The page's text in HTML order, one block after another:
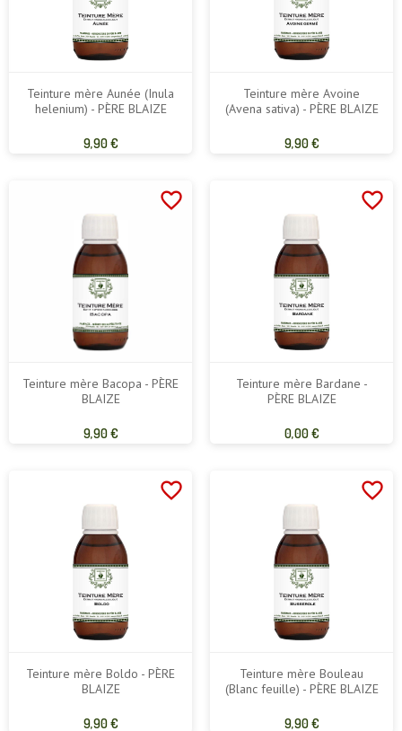
Teinture mère Aunée (Inula
helenium) - PÈRE BLAIZE
Prix
9,90 €
Teinture mère Avoine
(Avena sativa) - PÈRE BLAIZE
Prix
9,90 €
favorite_border
Teinture mère Bacopa - PÈRE
BLAIZE
Prix
9,90 €
favorite_border
Teinture mère Bardane -
PÈRE BLAIZE
Prix
0,00 €
favorite_border
Teinture mère Boldo - PÈRE
BLAIZE
Prix
9,90 €
favorite_border
Teinture mère Bouleau
(Blanc feuille) - PÈRE BLAIZE
Prix
9,90 €